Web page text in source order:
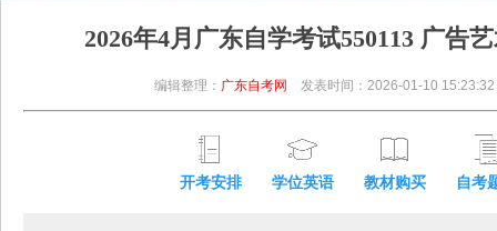
2026年4月广东自学考试550113 广告
编辑整理： 广东自考网 发表时间：2026-01-10 15:23:32
开考安排 学位英语 教材购买 自考